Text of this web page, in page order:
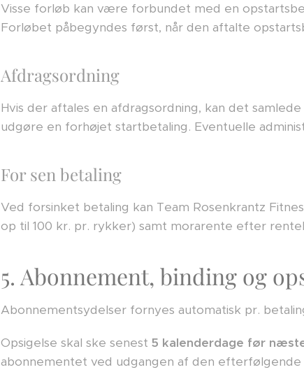
Visse forløb kan være forbundet med en
Forløbet påbegyndes først, når den aftalte
Afdragsordning
Hvis der aftales en afdragsordning, kan det
udgøre en forhøjet startbetaling. Eventuelle
For sen betaling
Ved forsinket betaling kan Team Rosenkrantz
op til 100 kr. pr. rykker) samt morarente efter
5. Abonnement, binding og
Abonnementsydelser fornyes automatisk pr.
Opsigelse skal ske senest 5 kalenderdage før
abonnementet ved udgangen af den efterfølgende